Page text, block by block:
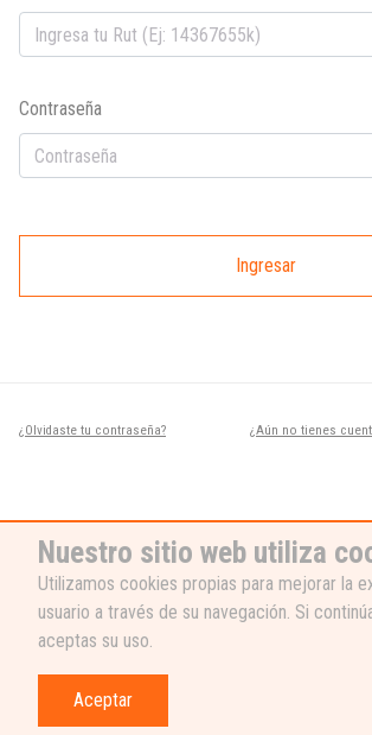
Contraseña
Ingresar
¿Olvidaste tu contraseña? ¿Aún no tienes
Nuestro sitio web utiliza
Utilizamos cookies propias para mejorar la
usuario a través de su navegación. Si
aceptas su uso.
Aceptar
¿NECESITAS AYUDA?
Nuestro equipo de soporte está listo